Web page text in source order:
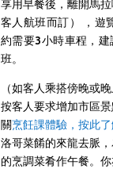
享用早餐後，離開馬
客人航班而訂） ，遊
約需要3小時車程，
班。
（如客人乘搭傍晚或
按客人要求增加市區
關烹飪課體驗 ，按此
洛哥菜餚的來龍去脈
的烹調菜肴作午餐。